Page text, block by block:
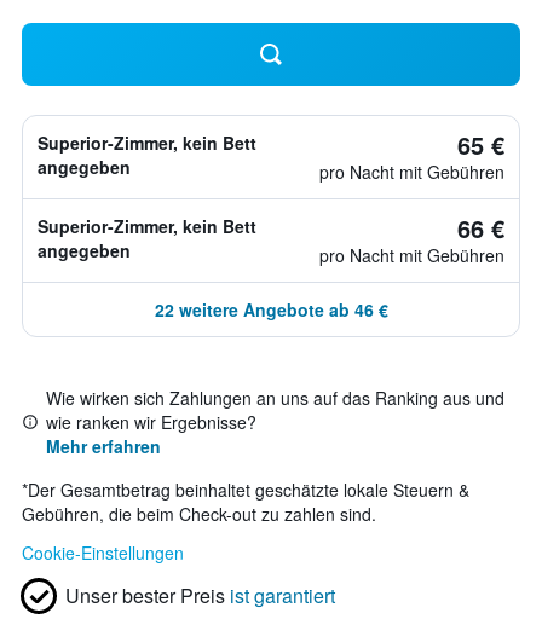
Superior-Zimmer, kein Bett
angegeben
65 €
pro Nacht mit Gebühren
Superior-Zimmer, kein Bett
angegeben
66 €
pro Nacht mit Gebühren
22 weitere Angebote ab 46 €
Wie wirken sich Zahlungen an uns auf das Ranking aus und
wie ranken wir Ergebnisse?
Mehr erfahren
*Der Gesamtbetrag beinhaltet geschätzte lokale Steuern &
Gebühren, die beim Check-out zu zahlen sind.
Cookie-Einstellungen
Unser bester Preis ist garantiert